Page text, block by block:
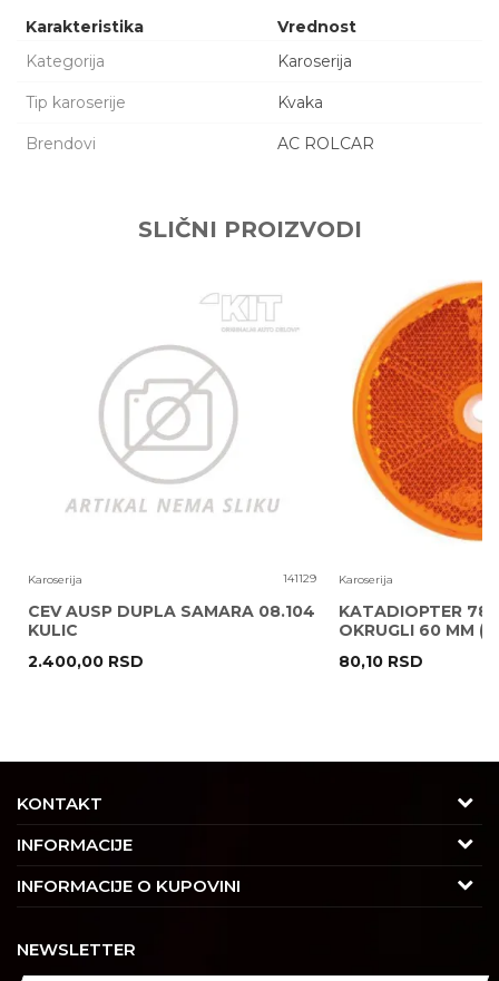
Karakteristika
Vrednost
Kategorija
Karoserija
Tip karoserije Kvaka
Brendovi AC ROLCAR
POŠALJI
SLIČNI PROIZVODI
Karoserija 141129
CEV AUSP DUPLA SAMARA 08.104
KULIC
2.400,00 RSD
Karoserija
KATADIOPTER
OKRUGLI 60 MM ( )
80,10 RSD
KONTAKT
Adresa
Trgovačka 7/2, Čukarica
11030 Beograd, Srbija
INFORMACIJE
O nama
Saradnja
INFORMACIJE O KUPOVINI
Izjava o privatnosti i sigurnosti podataka
NEWSLETTER